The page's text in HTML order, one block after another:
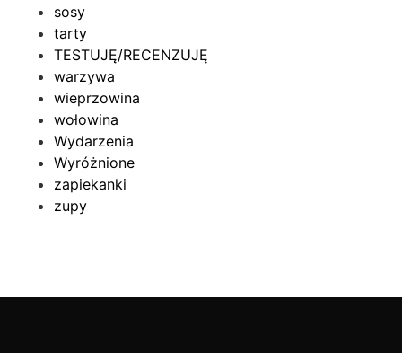
sosy
tarty
TESTUJĘ/RECENZUJĘ
warzywa
wieprzowina
wołowina
Wydarzenia
Wyróżnione
zapiekanki
zupy